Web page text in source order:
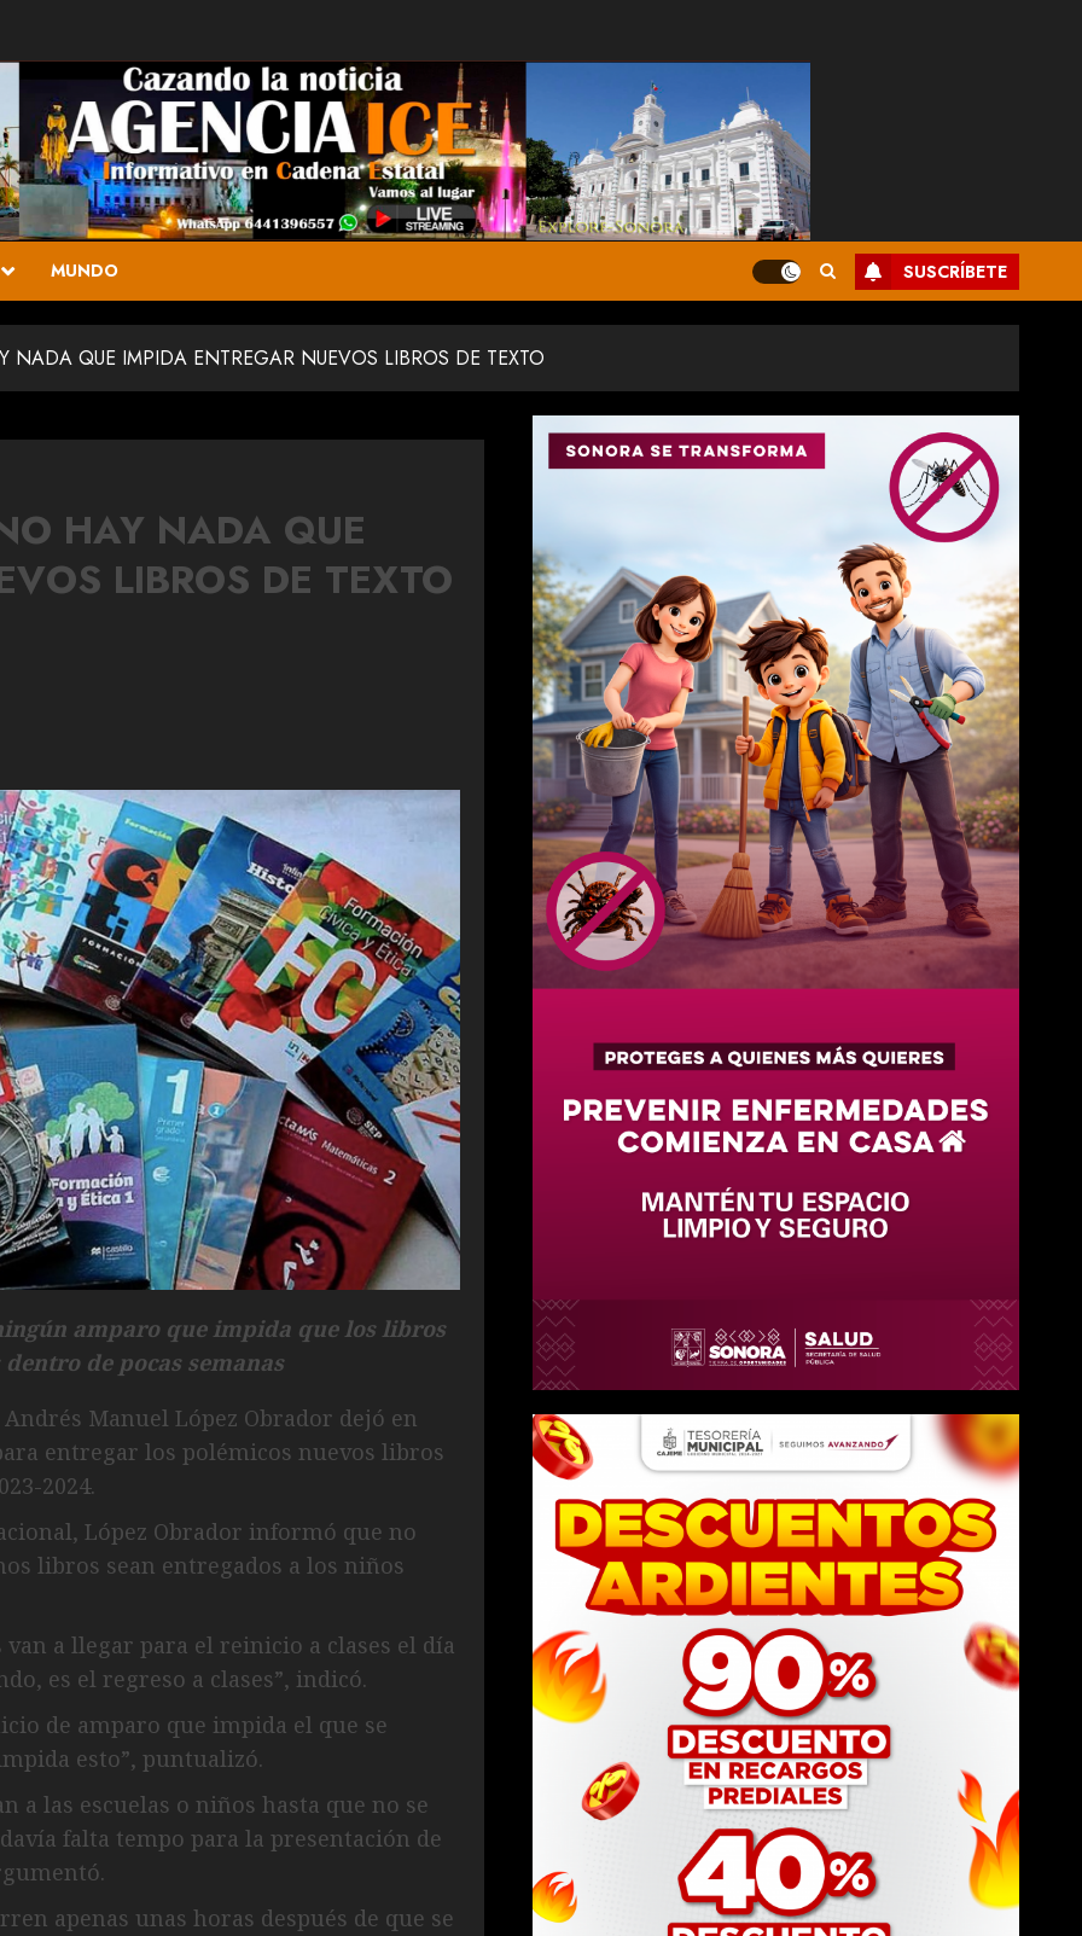
MUNDO SUSCRÍBETE
NADA QUE IMPIDA ENTREGAR NUEVOS LIBROS DE TEXTO
HAY NADA QUE
LIBROS DE TEXTO
amparo que impida que los libros
de pocas semanas
Manuel López Obrador dejó en
entregar los polémicos nuevos libros
2024.
López Obrador informó que no
libros sean entregados a los niños
a llegar para el reinicio a clases el día
es el regreso a clases”, indicó.
de amparo que impida el que se
esto”, puntualizó.
a las escuelas o niños hasta que no se
falta tempo para la presentación de
apenas unas horas después de que se